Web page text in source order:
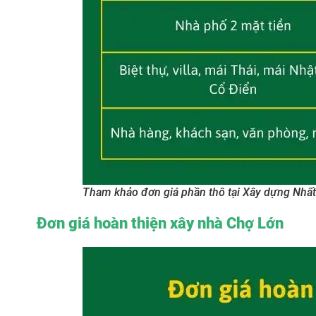
Tham khảo đơn giá phần thô tại Xây dựng
Đơn giá hoàn thiện xây nhà Chợ Lớn